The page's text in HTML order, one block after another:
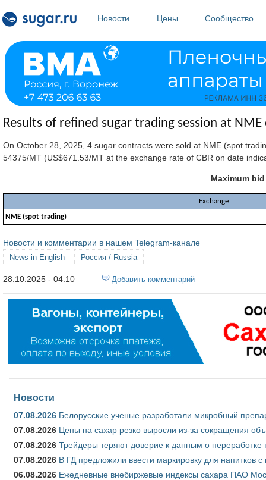
Новости
Цены Сообщество
Results of refined sugar trading session at
On October 28, 2025, 4 sugar contracts were sold at NME (spot
54375/MT (US$671.53/MT at the exchange rate of CBR on date
Maximum
Exchange
NME (spot trading)
Новости и комментарии в нашем Telegram-канале
News in English Россия / Russia
28.10.2025 - 04:10 Добавить комментарий
Новости
07.08.2026 Белорусские ученые разработали микробный
07.08.2026 Цены на сахар резко выросли из-за сокращения
07.08.2026 Трейдеры теряют доверие к данным о переработке
07.08.2026 В ГД предложили ввести маркировку для напитков
06.08.2026 Ежедневные внебиржевые индексы сахара ПАО